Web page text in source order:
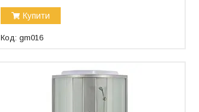
Купити
gm016